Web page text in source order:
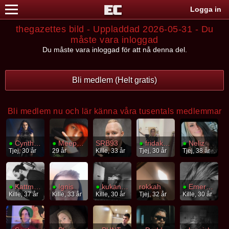
Logga in
thegazettes bild - Uppladdad 2026-05-31 - Du
måste vara inloggad
Du måste vara inloggad för att nå denna del.
Bli medlem (Helt gratis)
Bli medlem nu och lär känna våra tusentals medlemmar
●CynthiaLunaFrost
Tjej, 30 år
●MeepMeep
29 år
SRB93
Kille, 33 år
●fridakaninte
Tjej, 30 år
●Neliz
Tjej, 38 år
●Kattmage
Kille, 37 år
●Ignis
Kille, 33 år
●kukansikte
Kille, 30 år
rokkah
Tjej, 32 år
●Emergence
Kille, 30 år